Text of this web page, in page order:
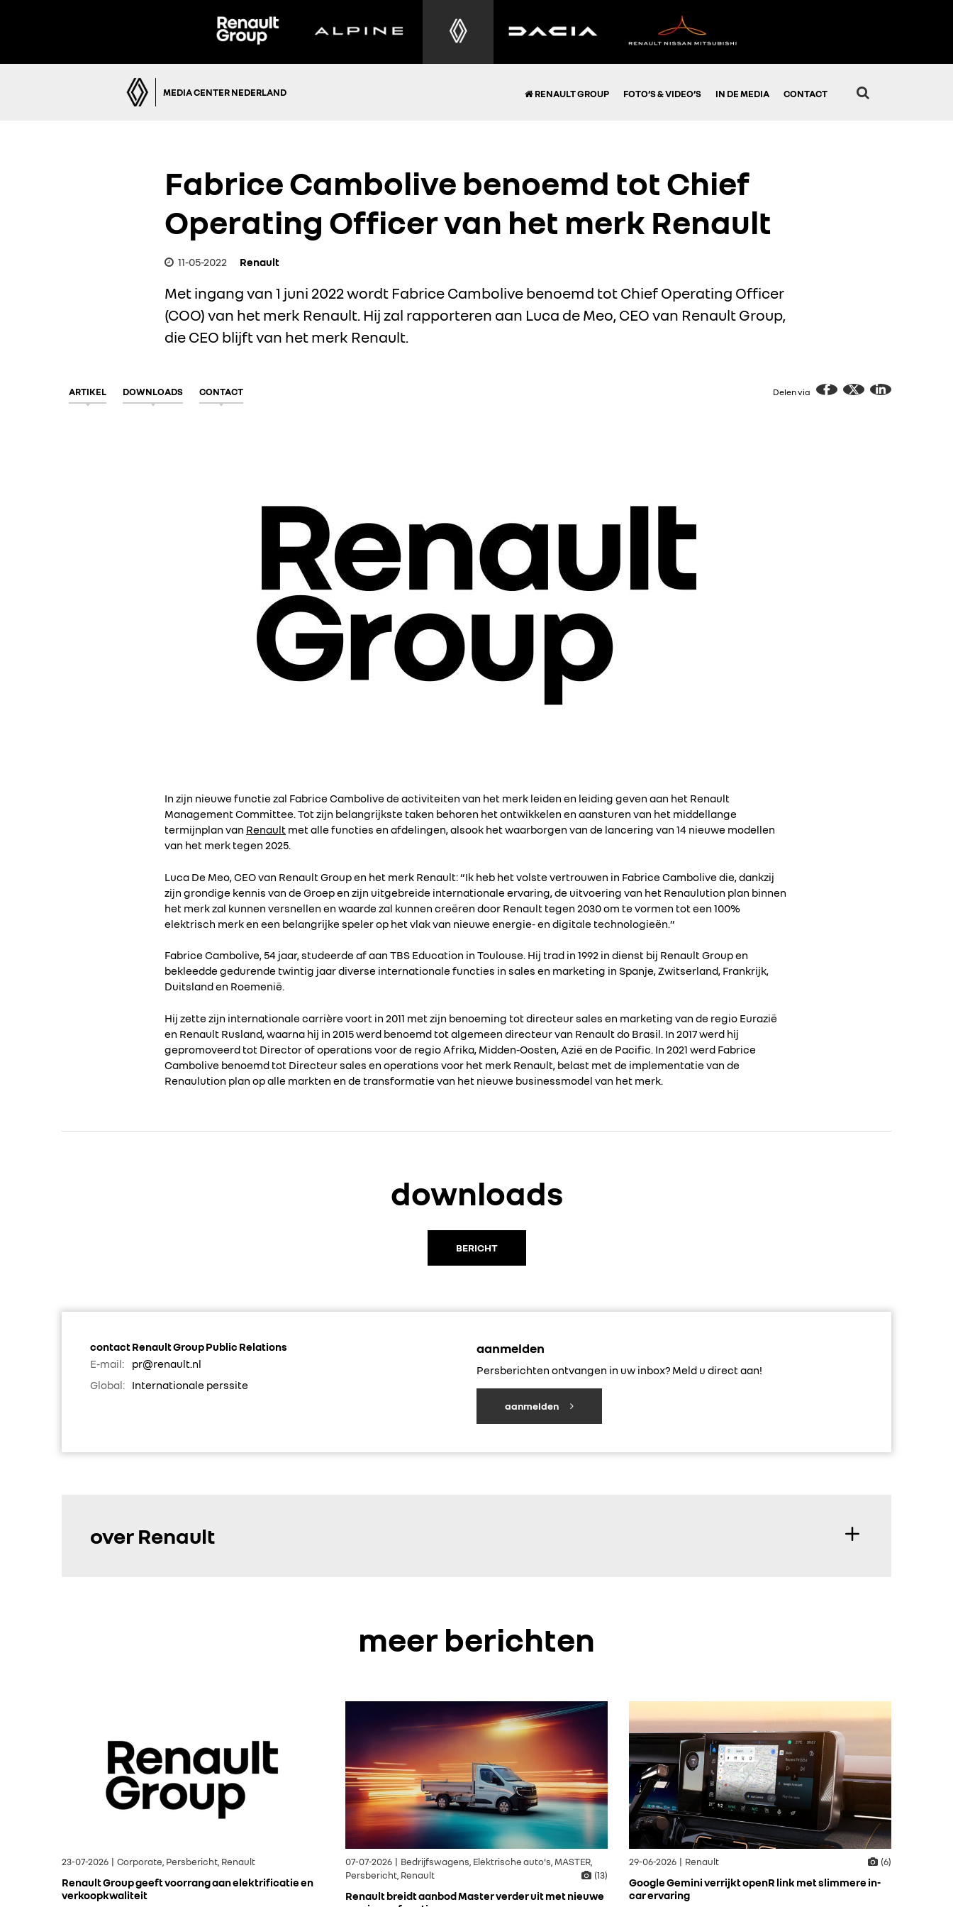
MEDIA CENTER NEDERLAND RENAULT GROUP FOTO’S & VIDEO’S IN DE MEDIA CONTACT
Fabrice Cambolive benoemd tot Chief
Operating Officer van het merk Renault
11-05-2022 Renault
Met ingang van 1 juni 2022 wordt Fabrice Cambolive benoemd tot Chief Operating Officer
(COO) van het merk Renault. Hij zal rapporteren aan Luca de Meo, CEO van Renault Group,
die CEO blijft van het merk Renault.
ARTIKEL DOWNLOADS CONTACT Delen via
In zijn nieuwe functie zal Fabrice Cambolive de activiteiten van het merk leiden en leiding geven aan het Renault
Management Committee. Tot zijn belangrijkste taken behoren het ontwikkelen en aansturen van het middellange
termijnplan van Renault met alle functies en afdelingen, alsook het waarborgen van de lancering van 14 nieuwe modellen
van het merk tegen 2025.
Luca De Meo, CEO van Renault Group en het merk Renault: “Ik heb het volste vertrouwen in Fabrice Cambolive die, dankzij
zijn grondige kennis van de Groep en zijn uitgebreide internationale ervaring, de uitvoering van het Renaulution plan binnen
het merk zal kunnen versnellen en waarde zal kunnen creëren door Renault tegen 2030 om te vormen tot een 100%
elektrisch merk en een belangrijke speler op het vlak van nieuwe energie- en digitale technologieën.”
Fabrice Cambolive, 54 jaar, studeerde af aan TBS Education in Toulouse. Hij trad in 1992 in dienst bij Renault Group en
bekleedde gedurende twintig jaar diverse internationale functies in sales en marketing in Spanje, Zwitserland, Frankrijk,
Duitsland en Roemenië.
Hij zette zijn internationale carrière voort in 2011 met zijn benoeming tot directeur sales en marketing van de regio Eurazië
en Renault Rusland, waarna hij in 2015 werd benoemd tot algemeen directeur van Renault do Brasil. In 2017 werd hij
gepromoveerd tot Director of operations voor de regio Afrika, Midden-Oosten, Azië en de Pacific. In 2021 werd Fabrice
Cambolive benoemd tot Directeur sales en operations voor het merk Renault, belast met de implementatie van de
Renaulution plan op alle markten en de transformatie van het nieuwe businessmodel van het merk.
downloads
BERICHT
contact Renault Group Public Relations
E-mail:
pr@renault.nl
Global:
Internationale perssite
aanmelden
Persberichten ontvangen in uw inbox? Meld u direct aan!
aanmelden
over Renault
meer berichten
23-07-2026 | Corporate, Persbericht, Renault
Renault Group geeft voorrang aan elektrificatie en
verkoopkwaliteit
07-07-2026 | Bedrijfswagens, Elektrische auto's, MASTER,
Persbericht, Renault
(13)
Renault breidt aanbod Master verder uit met nieuwe
29-06-2026 | Renault (6)
Google Gemini verrijkt openR link met slimmere in-
car ervaring